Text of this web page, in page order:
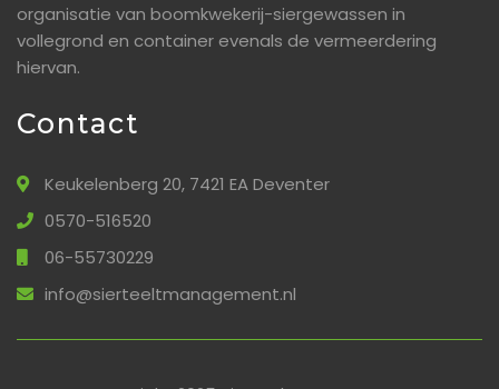
organisatie van boomkwekerij-siergewassen in
vollegrond en container evenals de vermeerdering
hiervan.
Contact
Keukelenberg 20, 7421 EA Deventer
0570-516520
06-55730229
info@sierteeltmanagement.nl